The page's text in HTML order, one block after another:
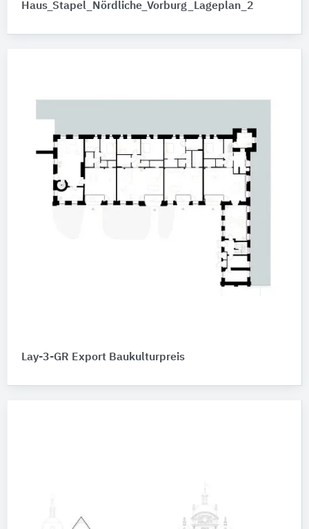
Haus_Stapel_Nördliche_Vorburg_Lageplan_2
Lay-3-GR Export Baukulturpreis